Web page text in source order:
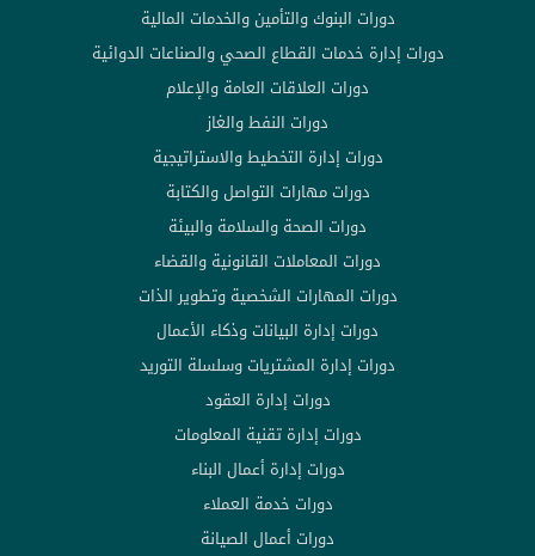
دورات البنوك والتأمين والخدمات المالية
دورات إدارة خدمات القطاع الصحي والصناعات الدوائية
دورات العلاقات العامة والإعلام
دورات النفط والغاز
دورات إدارة التخطيط والاستراتيجية
دورات مهارات التواصل والكتابة
دورات الصحة والسلامة والبيئة
دورات المعاملات القانونية والقضاء
دورات المهارات الشخصية وتطوير الذات
دورات إدارة البيانات وذكاء الأعمال
دورات إدارة المشتريات وسلسلة التوريد
دورات إدارة العقود
دورات إدارة تقنية المعلومات
دورات إدارة أعمال البناء
دورات خدمة العملاء
دورات أعمال الصيانة